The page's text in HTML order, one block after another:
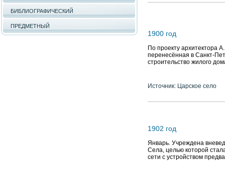
БИБЛИОГРАФИЧЕСКИЙ
ПРЕДМЕТНЫЙ
1900 год
По проекту архитектора
перенесённая в Санкт-
строительство жилого
Источник: Царское село
1902 год
Январь. Учреждена
Села, целью которой
сети с устройством